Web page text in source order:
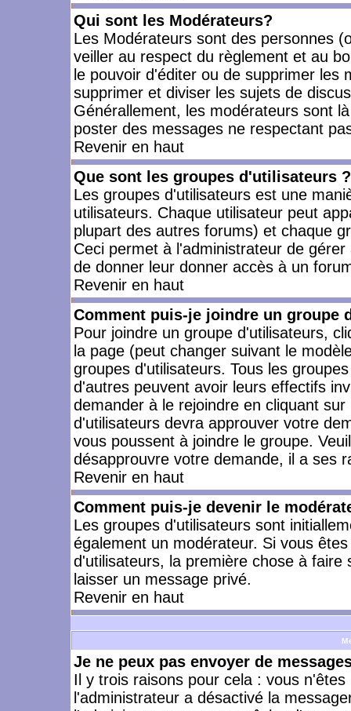
Qui sont les Modérateurs?
Les Modérateurs sont des personnes
veiller au respect du règlement et au
le pouvoir d'éditer ou de supprimer les
supprimer et diviser les sujets de
Générallement, les modérateurs sont
poster des messages ne respectant
Revenir en haut
Que sont les groupes d'utilisateurs ?
Les groupes d'utilisateurs est une
utilisateurs. Chaque utilisateur peut
plupart des autres forums) et chaque
Ceci permet à l'administrateur de
de donner leur donner accès à un
Revenir en haut
Comment puis-je joindre un groupe
Pour joindre un groupe d'utilisateurs,
la page (peut changer suivant le
groupes d'utilisateurs. Tous les
d'autres peuvent avoir leurs effectifs
demander à le rejoindre en cliquant
d'utilisateurs devra approuver votre
vous poussent à joindre le groupe.
désapprouvre votre demande, il a ses
Revenir en haut
Comment puis-je devenir le
Les groupes d'utilisateurs sont
également un modérateur. Si vous
d'utilisateurs, la première chose à
laisser un message privé.
Revenir en haut
Je ne peux pas envoyer de
Il y trois raisons pour cela : vous
l'administrateur a désactivé la